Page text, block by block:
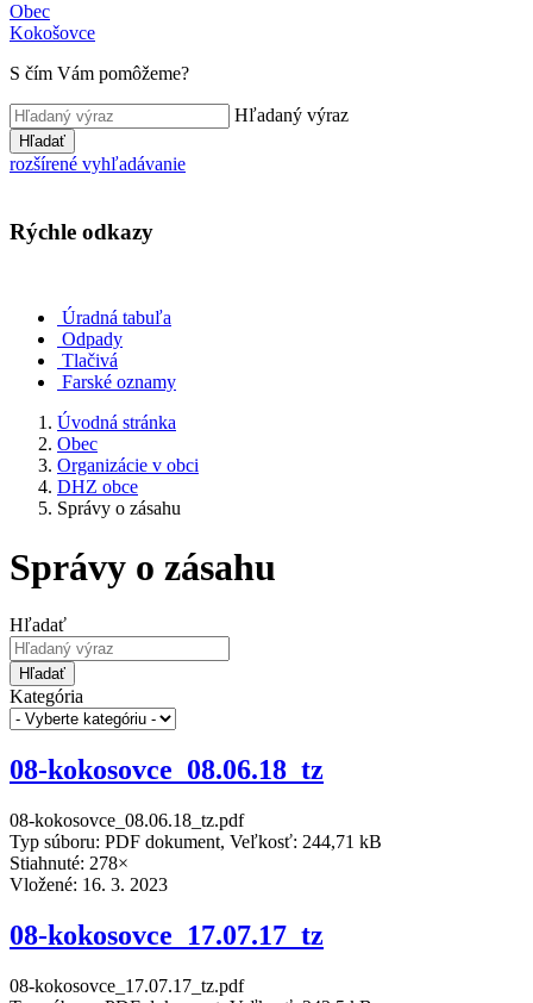
Obec
Kokošovce
S čím Vám pomôžeme?
Hľadaný výraz
Hľadať
rozšírené vyhľadávanie
Rýchle odkazy
Úradná tabuľa
Odpady
Tlačivá
Farské oznamy
Úvodná stránka
Obec
Organizácie v obci
DHZ obce
Správy o zásahu
Správy o zásahu
Hľadať
Hľadať
Kategória
08-kokosovce_08.06.18_tz
08-kokosovce_08.06.18_tz.pdf
Typ súboru: PDF dokument, Veľkosť: 244,71 kB
Stiahnuté: 278×
Vložené: 16. 3. 2023
08-kokosovce_17.07.17_tz
08-kokosovce_17.07.17_tz.pdf